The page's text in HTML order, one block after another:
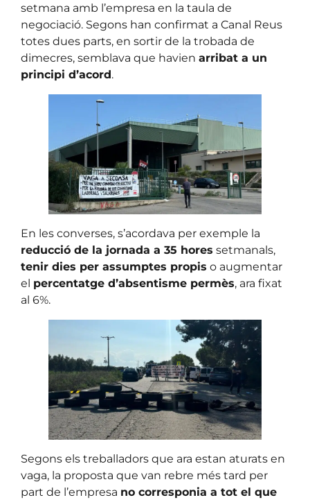
setmana amb l’empresa en la taula de
negociació. Segons han confirmat a Canal Reus
totes dues parts, en sortir de la trobada de
dimecres, semblava que havien arribat a un
principi d’acord.
En les converses, s’acordava per exemple la
reducció de la jornada a 35 hores setmanals,
tenir dies per assumptes propis o augmentar
el percentatge d’absentisme permès, ara fixat
al 6%.
Segons els treballadors que ara estan aturats en
vaga, la proposta que van rebre més tard per
part de l’empresa no corresponia a tot el que